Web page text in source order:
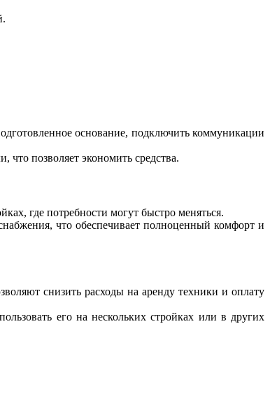
основание, подключить коммуникации
что позволяет экономить средства.
где потребности могут быстро меняться.
что обеспечивает полноценный комфорт и
снизить расходы на аренду техники и оплату
его на нескольких стройках или в других